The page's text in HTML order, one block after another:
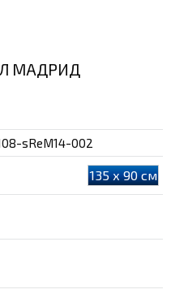
МАДРИД
sReM14-002
135 х 90 см